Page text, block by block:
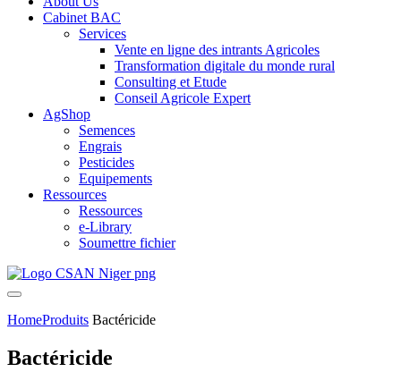
Cabinet BAC
Services
Vente en ligne des intrants Agricoles
Transformation digitale du monde rural
Consulting et Etude
Conseil Agricole Expert
AgShop
Semences
Engrais
Pesticides
Equipements
Ressources
Ressources
e-Library
Soumettre fichier
HomeProduits Bactéricide
Bactéricide